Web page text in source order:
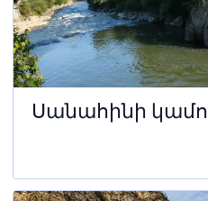
Սանահինի